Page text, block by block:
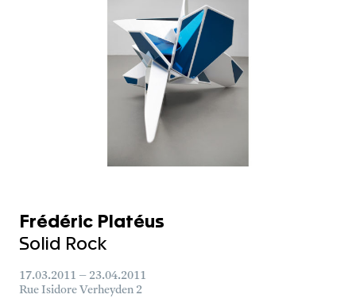
Frédéric Platéus
Solid Rock
17.03.2011 – 23.04.2011
Rue Isidore Verheyden 2